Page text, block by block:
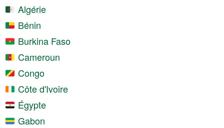
Algérie
Bénin
Burkina Faso
Cameroun
Congo
Côte d'Ivoire
Égypte
Gabon